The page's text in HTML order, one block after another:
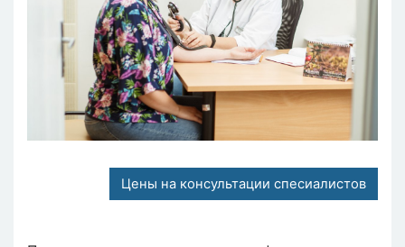
Цены на консультации спесиалистов